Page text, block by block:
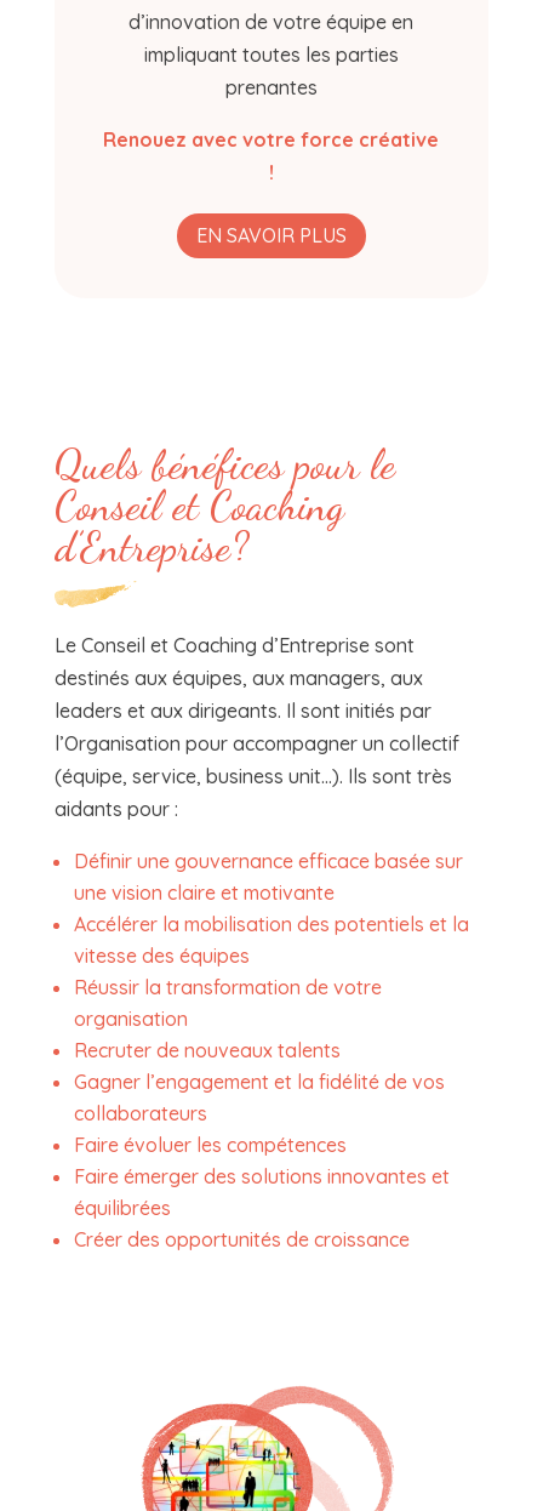
d’innovation de votre équipe en
impliquant toutes les parties
prenantes
Renouez avec votre force créative
!
EN SAVOIR PLUS
Quels bénéfices pour le
Conseil et Coaching
d’Entreprise?
Le Conseil et Coaching d’Entreprise sont
destinés aux équipes, aux managers, aux
leaders et aux dirigeants. Il sont initiés par
l’Organisation pour accompagner un collectif
(équipe, service, business unit…). Ils sont très
aidants pour :
Définir une gouvernance efficace basée sur
une vision claire et motivante
Accélérer la mobilisation des potentiels et la
vitesse des équipes
Réussir la transformation de votre
organisation
Recruter de nouveaux talents
Gagner l’engagement et la fidélité de vos
collaborateurs
Faire évoluer les compétences
Faire émerger des solutions innovantes et
équilibrées
Créer des opportunités de croissance